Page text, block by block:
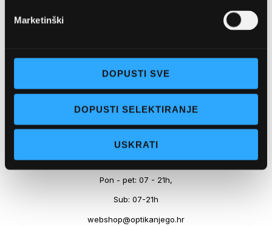
Marketinški
DOPUSTI SVE
DOPUSTI SELEKTIRANJE
USKRATI
webshop@optikanjego.hr
OPTIKA NJEGO, POSLOVNICA 2
+385-(0)21-612-709
Pon - pet: 07 - 21h,
Sub: 07-21h
webshop@optikanjego.hr